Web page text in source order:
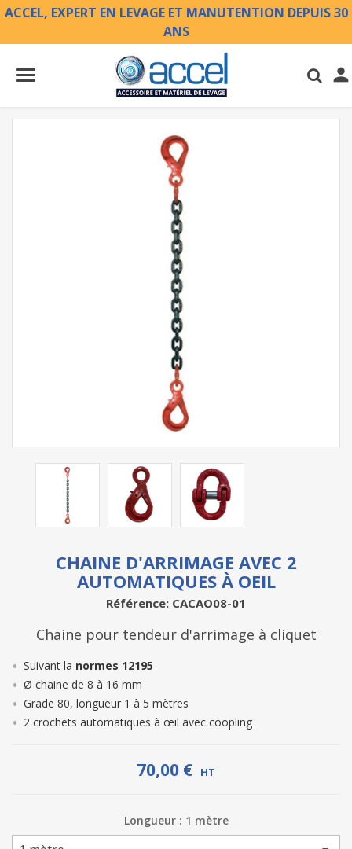
ACCEL, EXPERT EN LEVAGE ET MANUTENTION DEPUIS 30
ANS

CHAINE D'ARRIMAGE AVEC 2
AUTOMATIQUES À OEIL
Référence: CACAO08-01
Chaine pour tendeur d'arrimage à cliquet
Suivant la normes 12195
Ø chaine de 8 à 16 mm
Grade 80, longueur 1 à 5 mètres
2 crochets automatiques à œil avec coopling
70,00 € HT
Longueur : 1 mètre